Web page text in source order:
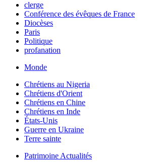
clerge
Conférence des évêques de France
Diocèses
Paris
Politique
profanation
Monde
Chrétiens au Nigeria
Chrétiens d'Orient
Chrétiens en Chine
Chrétiens en Inde
États-Unis
Guerre en Ukraine
Terre sainte
Patrimoine Actualités